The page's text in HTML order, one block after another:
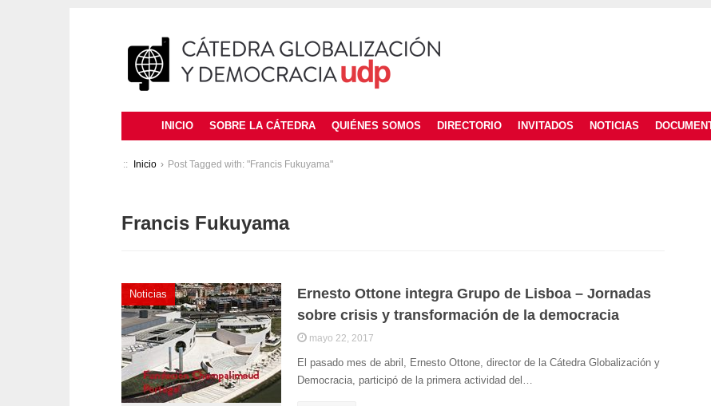
INICIO SOBRE LA CÁTEDRA QUIÉNES SOMOS DIRECTORIO INVITADOS NOTICIAS
:: Inicio › Post Tagged with: "Francis Fukuyama"
Francis Fukuyama
Noticias
Ernesto Ottone integra Grupo de Lisboa – Jornadas
sobre crisis y transformación de la democracia
mayo 22, 2017
El pasado mes de abril, Ernesto Ottone, director de la Cátedra Globalización y
Democracia, participó de la primera actividad del…